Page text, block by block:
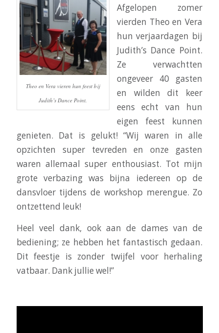
Theo en Vera vieren hun feest bij
Judith’s Dance Point.
Afgelopen zomer
vierden Theo en Vera
hun verjaardagen bij
Judith’s Dance Point.
Ze verwachtten
ongeveer 40 gasten
en wilden dit keer
eens echt van hun
eigen feest kunnen
genieten. Dat is gelukt! “Wij waren in alle
opzichten super tevreden en onze gasten
waren allemaal super enthousiast. Tot mijn
grote verbazing was bijna iedereen op de
dansvloer tijdens de workshop merengue. Zo
ontzettend leuk!
Heel veel dank, ook aan de dames van de
bediening; ze hebben het fantastisch gedaan.
Dit feestje is zonder twijfel voor herhaling
vatbaar. Dank jullie wel!”